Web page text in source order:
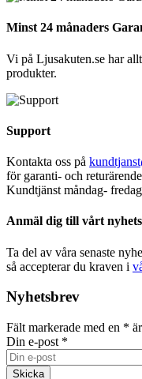
Minst 24 månaders
Vi på Ljusakuten.se har
produkter.
Support
Kontakta oss på
för garanti- och
Kundtjänst måndag-
Anmäl dig till vårt
Ta del av våra senaste
så accepterar du kraven i
Nyhetsbrev
Fält markerade med en *
Din e-post *